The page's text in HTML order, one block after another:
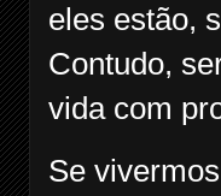
eles estão,
Contudo,
vida com
Se